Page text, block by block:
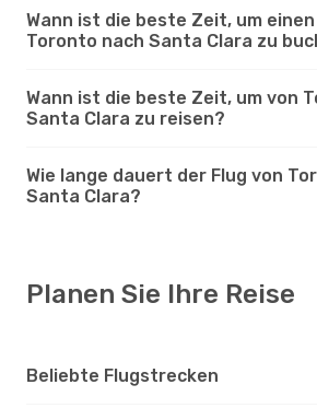
Wann ist die beste Zeit, um einen
Toronto nach Santa Clara zu
Wann ist die beste Zeit, um von
Santa Clara zu reisen?
Wie lange dauert der Flug von
Santa Clara?
Planen Sie Ihre Reise
Beliebte Flugstrecken